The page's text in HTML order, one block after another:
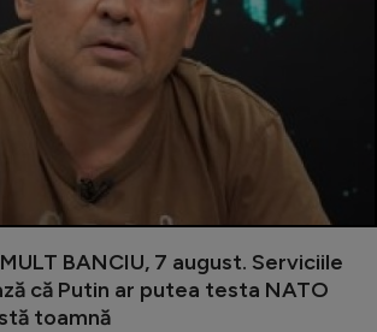
BANCIU, 7 august. Serviciile
că Putin ar putea testa NATO
toamnă